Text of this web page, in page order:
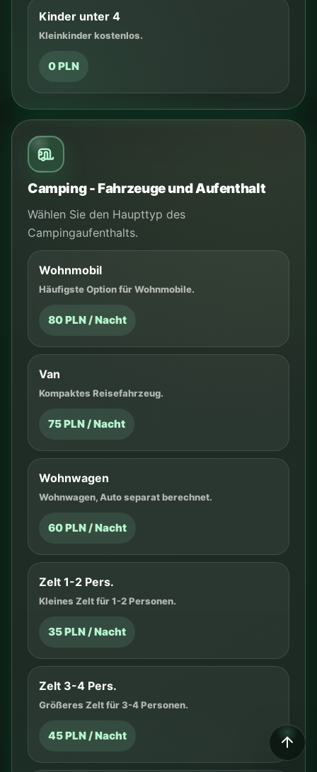
Kinder unter 4
Kleinkinder kostenlos.
0 PLN
Camping - Fahrzeuge und Aufenthalt
Wählen Sie den Haupttyp des
Campingaufenthalts.
Wohnmobil
Häufigste Option für Wohnmobile.
80 PLN / Nacht
Van
Kompaktes Reisefahrzeug.
75 PLN / Nacht
Wohnwagen
Wohnwagen, Auto separat berechnet.
60 PLN / Nacht
Zelt 1-2 Pers.
Kleines Zelt für 1-2 Personen.
35 PLN / Nacht
Zelt 3-4 Pers.
Größeres Zelt für 3-4 Personen.
45 PLN / Nacht